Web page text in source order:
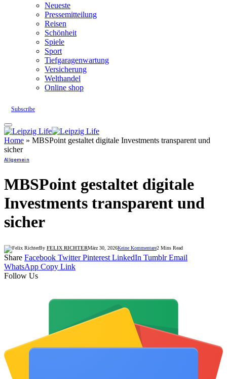
Neueste
Pressemitteilung
Reisen
Schönheit
Spiele
Sport
Tiefgaragenwartung
Versicherung
Welthandel
Online shop
Subscribe
Home » MBSPoint gestaltet digitale Investments transparent und
sicher
Allgemein
MBSPoint gestaltet digitale
Investments transparent und
sicher
By FELIX RICHTERMärz 30, 2026Keine Kommentare2 Mins Read
Share Facebook Twitter Pinterest LinkedIn Tumblr Email
WhatsApp Copy Link
Follow Us